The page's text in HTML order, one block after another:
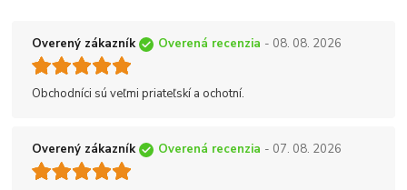
Overený zákazník Overená recenzia - 08. 08. 2026
Obchodníci sú veľmi priateľskí a ochotní.
Overený zákazník Overená recenzia - 07. 08. 2026